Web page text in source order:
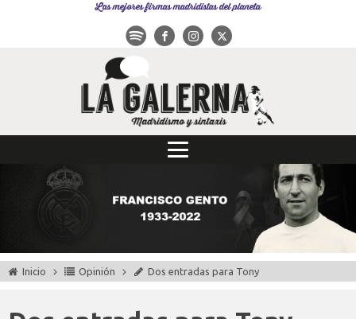
Las mejores firmas madridistas del planeta
Inicio Opinión Dos entradas para Tony